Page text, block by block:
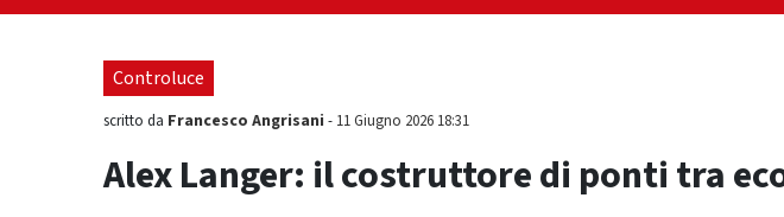
sull'ultima seduta consiliare: “Serve
Controluce
scritto da Francesco Angrisani - 11 Giugno 2026 18:31
Alex Langer: il costruttore di ponti tra